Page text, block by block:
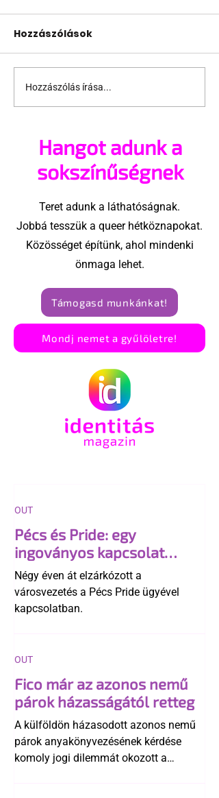
Fico már az azonos
nemű párok
Hozzászólások
Hozzászólás írása...
Hangot adunk a
sokszínűségnek
Teret adunk a láthatóságnak.
Jobbá tesszük a queer hétköznapokat.
Közösséget építünk, ahol mindenki
önmaga lehet.
Támogasd munkánkat!
Mondj nemet a gyűlöletre!
Pécs és Pride: egy
ingoványos kapcsolat
története
Négy éven át elzárkózott a
városvezetés a Pécs Pride ügyével
kapcsolatban.
OUT
Fico már az azonos nemű
párok házasságától retteg
A külföldön házasodott azonos nemű
párok anyakönyvezésének kérdése
komoly jogi dilemmát okozott a
OUT